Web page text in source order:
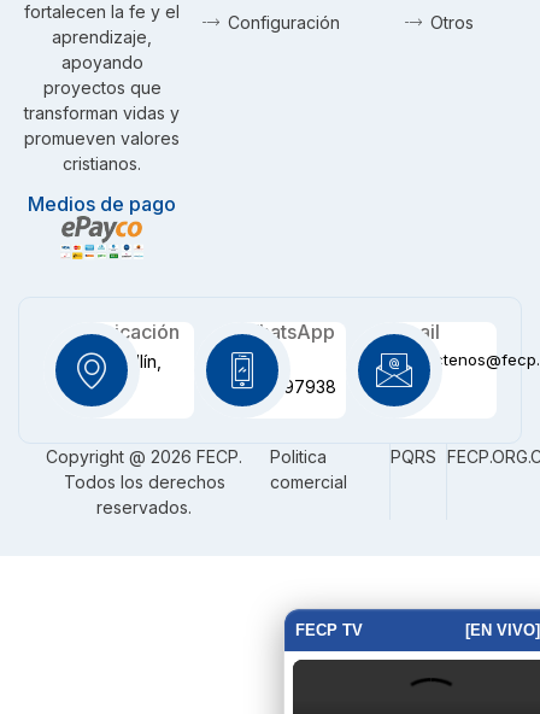
FECP TV [EN VIVO]
fortalecen la fe y el
aprendizaje,
apoyando
proyectos que
transforman vidas y
promueven valores
cristianos.
Medios de pago
Configuración Otros
Ubicación
Medellín,
CO
WhatsApp
+57
3116097938
Email
Copyright @ 2026 FECP.
Todos los derechos
reservados.
Politica
comercial
PQRS